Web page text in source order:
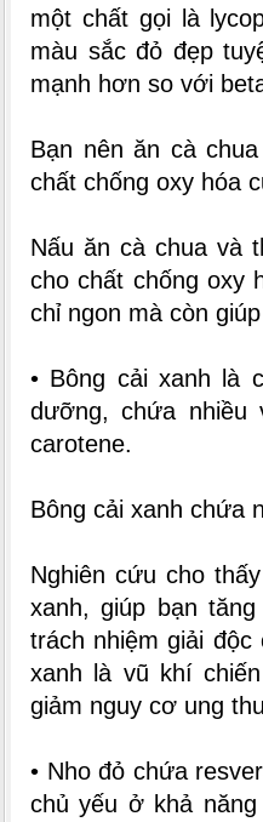
một chất gọi là
màu sắc đỏ đẹp
mạnh hơn so với
Bạn nên ăn cà
chất chống oxy hóa
Nấu ăn cà chua và
cho chất chống oxy
chỉ ngon mà còn
• Bông cải xanh là
dưỡng, chứa nhiều
carotene.
Bông cải xanh chứa
Nghiên cứu cho
xanh, giúp bạn
trách nhiệm giải
xanh là vũ khí
giảm nguy cơ ung
• Nho đỏ chứa
chủ yếu ở khả